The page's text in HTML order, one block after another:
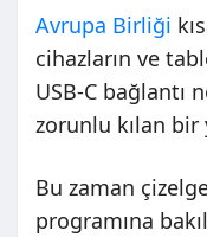
Avrupa Birliği
cihazların ve
USB-C bağlantı
zorunlu kılan bir
Bu zaman
programına